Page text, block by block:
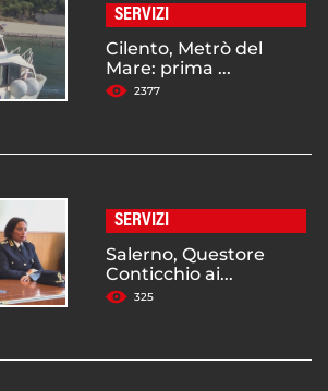
SERVIZI
Cilento, Metrò del
Mare: prima ...
2377
SERVIZI
Salerno, Questore
Conticchio ai...
325